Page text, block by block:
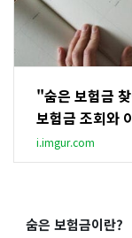
"숨은 보험금
보험금 조회와
i.imgur.com
숨은 보험금이란?